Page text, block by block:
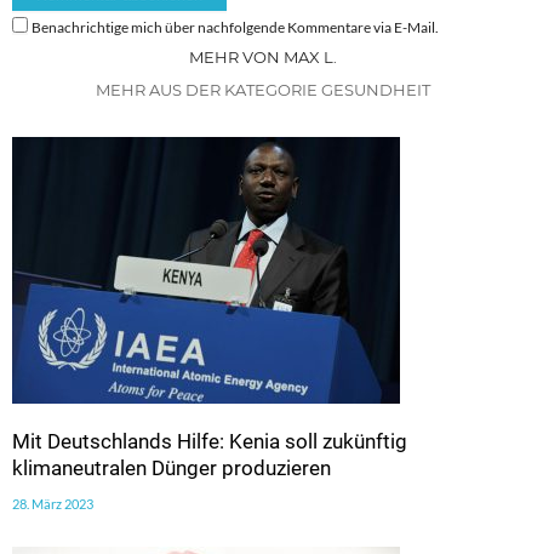
Benachrichtige mich über nachfolgende Kommentare via E-Mail.
MEHR VON MAX L.
MEHR AUS DER KATEGORIE GESUNDHEIT
Mit Deutschlands Hilfe: Kenia soll zukünftig
klimaneutralen Dünger produzieren
28. März 2023